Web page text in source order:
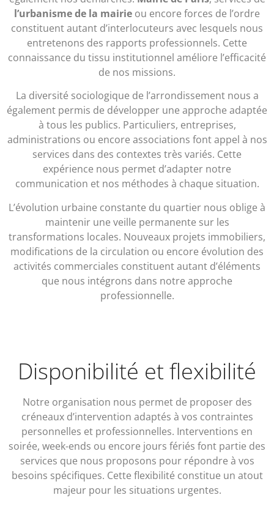
l’urbanisme de la mairie ou encore forces de l’ordre
constituent autant d’interlocuteurs avec lesquels nous
entretenons des rapports professionnels. Cette
connaissance du tissu institutionnel améliore l’efficacité
de nos missions.
La diversité sociologique de l’arrondissement nous a
également permis de développer une approche adaptée
à tous les publics. Particuliers, entreprises,
administrations ou encore associations font appel à nos
services dans des contextes très variés. Cette
expérience nous permet d’adapter notre
communication et nos méthodes à chaque situation.
L’évolution urbaine constante du quartier nous oblige à
maintenir une veille permanente sur les
transformations locales. Nouveaux projets immobiliers,
modifications de la circulation ou encore évolution des
activités commerciales constituent autant d’éléments
que nous intégrons dans notre approche
professionnelle.
Disponibilité et flexibilité
Notre organisation nous permet de proposer des
créneaux d’intervention adaptés à vos contraintes
personnelles et professionnelles. Interventions en
soirée, week-ends ou encore jours fériés font partie des
services que nous proposons pour répondre à vos
besoins spécifiques. Cette flexibilité constitue un atout
majeur pour les situations urgentes.